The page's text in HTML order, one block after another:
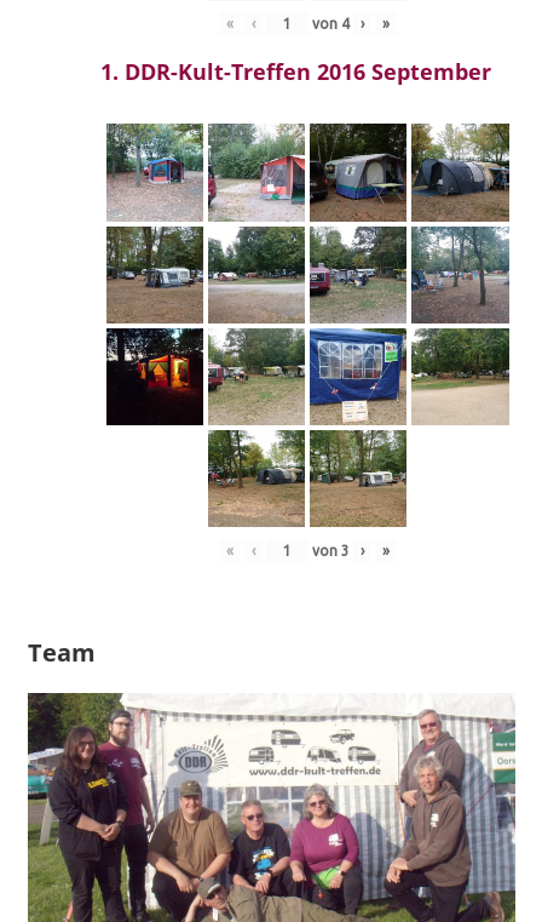
« ‹ von 4 › »
1. DDR-Kult-Treffen 2016 September
« ‹ von 3 › »
Team